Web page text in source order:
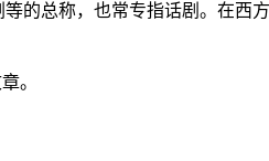
的总称，也常专指话剧。在西
。